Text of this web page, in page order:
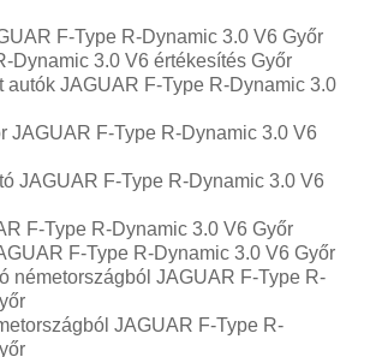
F-Type R-Dynamic 3.0 V6 Győr
Dynamic 3.0 V6 értékesítés Győr
autók JAGUAR F-Type R-Dynamic 3.0
JAGUAR F-Type R-Dynamic 3.0 V6
JAGUAR F-Type R-Dynamic 3.0 V6
F-Type R-Dynamic 3.0 V6 Győr
F-Type R-Dynamic 3.0 V6 Győr
németországból JAGUAR F-Type R-
JAGUAR F-Type R-